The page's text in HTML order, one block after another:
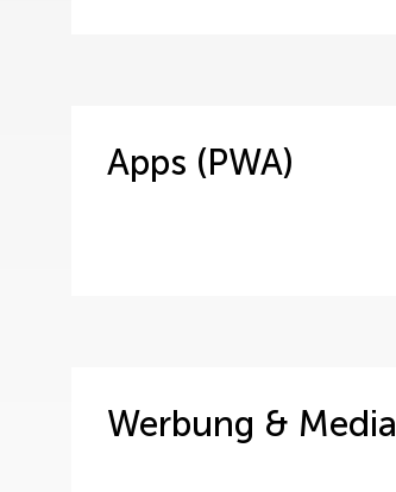
Apps (PWA)
Werbung & Media